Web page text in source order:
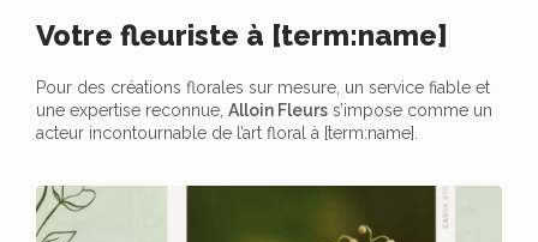
Votre fleuriste à [term:name]
Pour des créations florales sur mesure, un service fiable et
une expertise reconnue, Alloin Fleurs s’impose comme un
acteur incontournable de l’art floral à [term:name].